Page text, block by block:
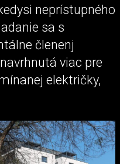
neprístupného
sa s
členenj
viac pre
električky,